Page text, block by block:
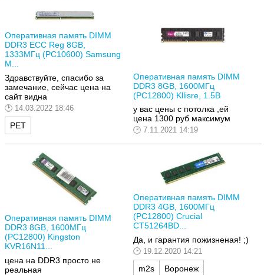
Оперативная память DIMM
DDR3 ECC Reg 8GB,
1333МГц (PC10600) Samsung
M...
Здравствуйте, спасибо за
замечание, сейчас цена на
сайт видна
14.03.2022 18:46
РЕТ
Оперативная память DIMM
DDR3 8GB, 1600МГц
(PC12800) Kllisre, 1.5В
у вас цены с потолка ,ей
цена 1300 руб максимум
7.11.2021 14:19
Оперативная память DIMM
DDR3 8GB, 1600МГц
(PC12800) Kingston
KVR16N11...
цена на DDR3 просто не
реальная
Оперативная память DIMM
DDR3 4GB, 1600МГц
(PC12800) Crucial
CT51264BD...
Да, и гарантия пожизненая! ;)
19.12.2020 14:21
m2s Воронеж